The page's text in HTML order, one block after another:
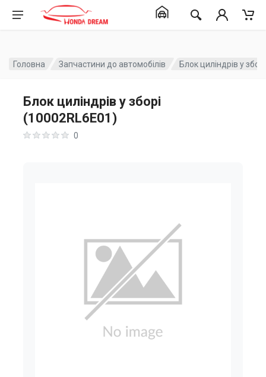
Головна Запчастини до автомобілів Блок циліндрів у
Блок циліндрів у зборі
(10002RL6E01)
0